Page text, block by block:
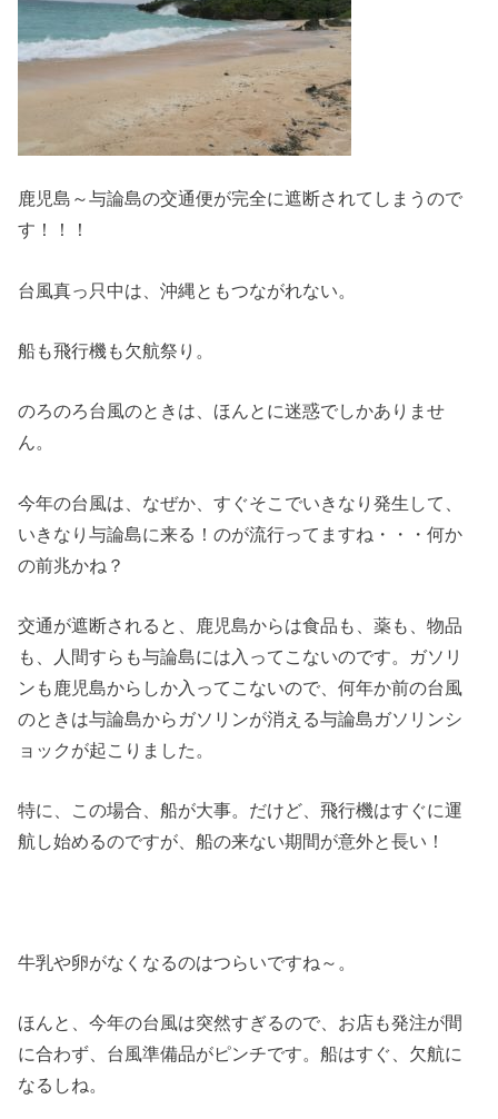
鹿児島～与論島の交通便が完全に遮断されてしまうので
す！！！
台風真っ只中は、沖縄ともつながれない。
船も飛行機も欠航祭り。
のろのろ台風のときは、ほんとに迷惑でしかありませ
ん。
今年の台風は、なぜか、すぐそこでいきなり発生して、
いきなり与論島に来る！のが流行ってますね・・・何か
の前兆かね？
交通が遮断されると、鹿児島からは食品も、薬も、物品
も、人間すらも与論島には入ってこないのです。ガソリ
ンも鹿児島からしか入ってこないので、何年か前の台風
のときは与論島からガソリンが消える与論島ガソリンシ
ョックが起こりました。
特に、この場合、船が大事。だけど、飛行機はすぐに運
航し始めるのですが、船の来ない期間が意外と長い！
牛乳や卵がなくなるのはつらいですね～。
ほんと、今年の台風は突然すぎるので、お店も発注が間
に合わず、台風準備品がピンチです。船はすぐ、欠航に
なるしね。